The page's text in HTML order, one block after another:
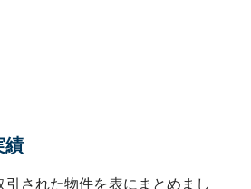
績
引された物件を表にまとめまし